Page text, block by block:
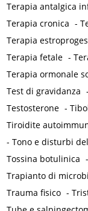
Terapia antalgica
Terapia cronica -
Terapia
Terapia fetale -
Terapia ormonale
Test di gravidanza
Testosterone -
Tiroidite
-Tono e disturbi
Tossina botulinica
Trapianto di
Trauma fisico -